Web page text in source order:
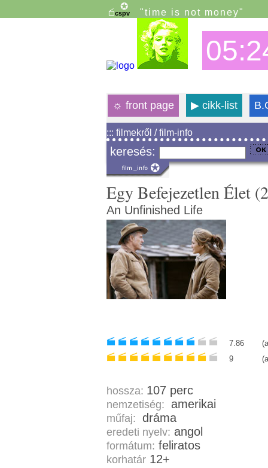
"time is not money"
☼ front page ▶cikk-list
::: filmekről / film-info
keresés:
Egy Befejezetlen Élet
An Unfinished Life
7.86
9
hossza: 107 perc
nemzetiség: amerikai
műfaj: dráma
eredeti nyelv: angol
formátum: feliratos
korhatár 12+